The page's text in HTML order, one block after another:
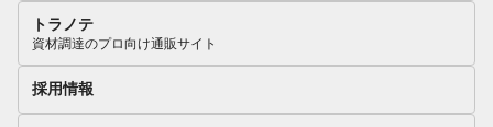
トラノテ
資材調達のプロ向け通販サイト
採用情報